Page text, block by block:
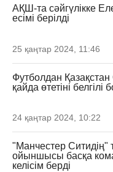
АҚШ-та сәйгүлікке
есімі берілді
25 қаңтар 2024, 11:46
Футболдан
қайда өтетіні белгілі
24 қаңтар 2024, 10:22
"Манчестер Ситидің"
ойыншысы басқа
келісім берді